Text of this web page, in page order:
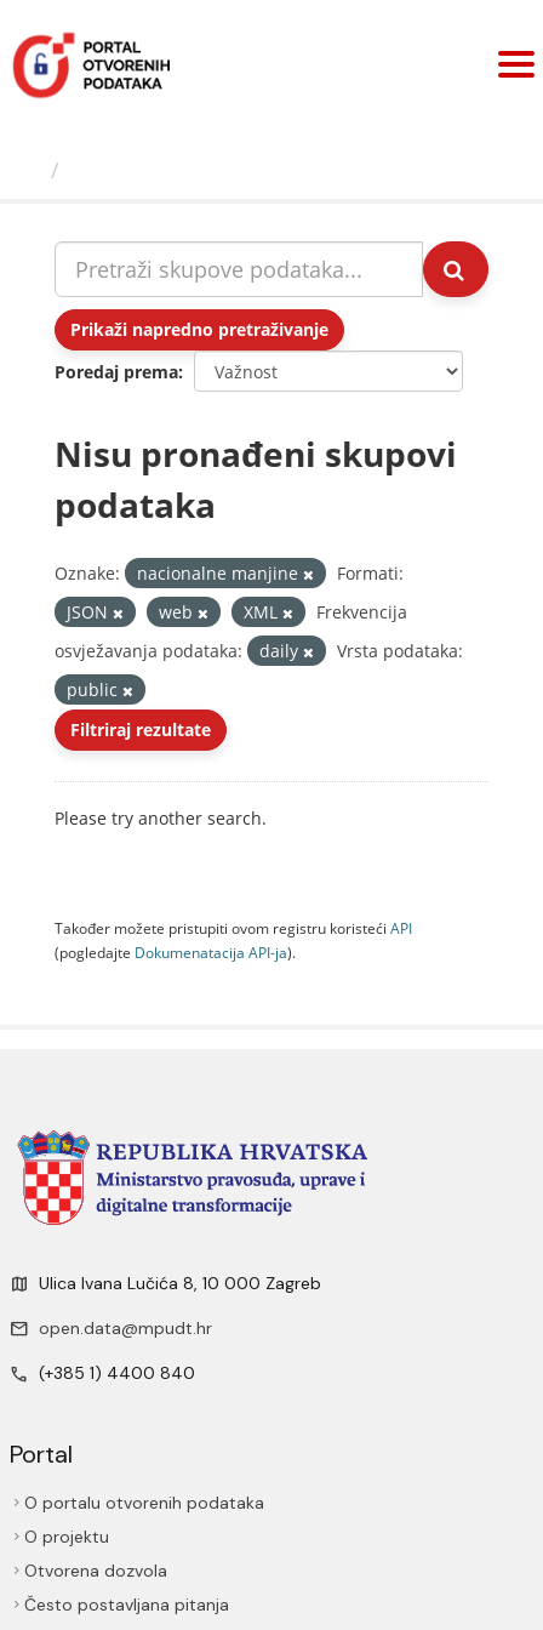
sadržaj
Prikaži napredno pretraživanje
Poredaj prema
Nisu pronađeni skupovi
podataka
Oznake: nacionalne manjine
Formati:
JSON
web XML
Frekvencija
osvježavanja podataka:
daily
Vrsta podataka:
public
Filtriraj rezultate
Please try another search.
Također možete pristupiti ovom registru koristeći API
(pogledajte Dokumenаtаcijа API-jа).